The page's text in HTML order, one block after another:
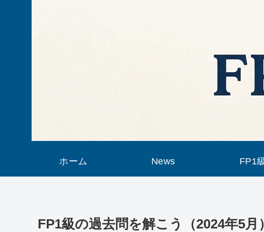
ホーム News FP1
FP1級の過去問を解こう（2024年5